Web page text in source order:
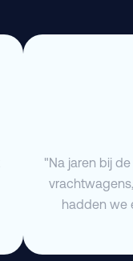
"Na jaren bij
hadden we